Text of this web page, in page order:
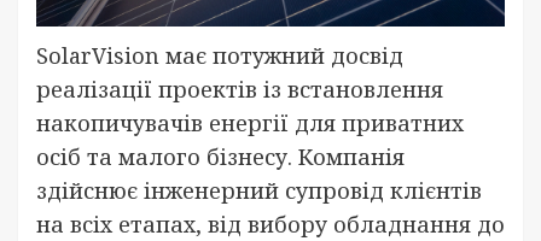
SolarVision має потужний досвід
реалізації проектів із встановлення
накопичувачів енергії для приватних
осіб та малого бізнесу. Компанія
здійснює інженерний супровід клієнтів
на всіх етапах, від вибору обладнання до